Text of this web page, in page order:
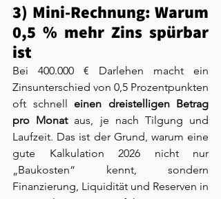
3) Mini-Rechnung: Warum
0,5 % mehr Zins spürbar
ist
Bei 400.000 € Darlehen macht ein
Zinsunterschied von 0,5 Prozentpunkten
oft schnell einen dreistelligen Betrag
pro Monat aus, je nach Tilgung und
Laufzeit. Das ist der Grund, warum eine
gute Kalkulation 2026 nicht nur
„Baukosten“ kennt, sondern
Finanzierung, Liquidität und Reserven in